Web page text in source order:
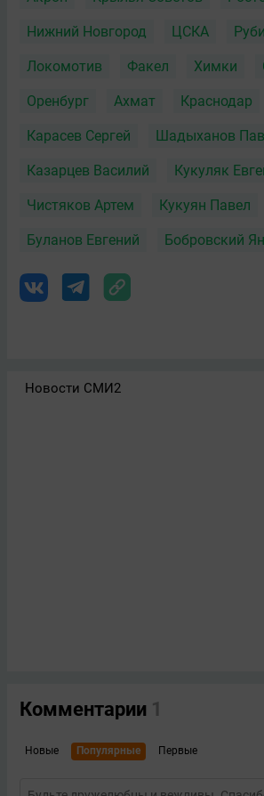
Нижний Новгород ЦСКА
Локомотив Факел Химки
Оренбург Ахмат Краснодар
Карасев Сергей Шадыханов
Казарцев Василий Кукуляк
Чистяков Артем Кукуян Павел
Буланов Евгений Бобровский Ян
Новости СМИ2
Комментарии 1
Новые Популярные Первые